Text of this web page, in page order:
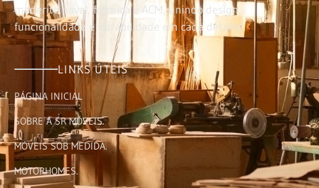
maderite naval, fórmica e ACM, unindo design,
funcionalidade e durabilidade em cada detalhe.
LINKS ÚTEIS
PÁGINA INICIAL
SOBRE A SR MÓVEIS.
MÓVEIS SOB MEDIDA.
MOTORHOMES.